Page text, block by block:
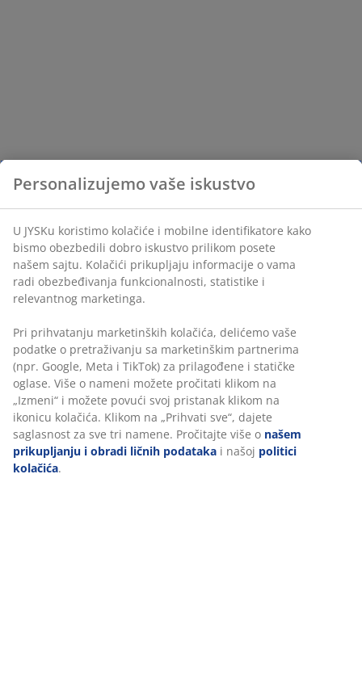
Personalizujemo vaše iskustvo
U JYSKu koristimo kolačiće i mobilne identifikatore kako
bismo obezbedili dobro iskustvo prilikom posete
našem sajtu. Kolačići prikupljaju informacije o vama
radi obezbeđivanja funkcionalnosti, statistike i
relevantnog marketinga.
Pri prihvatanju marketinških kolačića, delićemo vaše
podatke o pretraživanju sa marketinškim partnerima
(npr. Google, Meta i TikTok) za prilagođene i statičke
oglase. Više o nameni možete pročitati klikom na
„Izmeni“ i možete povući svoj pristanak klikom na
ikonicu kolačića. Klikom na „Prihvati sve“, dajete
saglasnost za sve tri namene. Pročitajte više o našem
prikupljanju i obradi ličnih podataka i našoj politici
kolačića.